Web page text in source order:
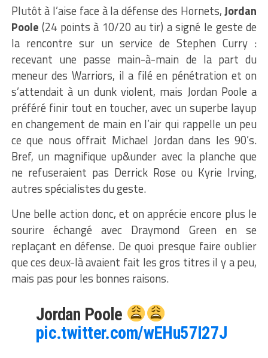
Plutôt à l’aise face à la défense des Hornets,Jordan
Poole (24 points à 10/20 au tir) a signé le geste de
la rencontre sur un service de Stephen Curry :
recevant une passe main-à-main de la part du
meneur des Warriors, il a filé en pénétration et on
s’attendait à un dunk violent, mais Jordan Poole a
préféré finir tout en toucher, avec un superbe layup
en changement de main en l’air qui rappelle un peu
ce que nous offrait Michael Jordan dans les 90’s.
Bref, un magnifique up&under avec la planche que
ne refuseraient pas Derrick Rose ou Kyrie Irving,
autres spécialistes du geste.
Une belle action donc, et on apprécie encore plus le
sourire échangé avec Draymond Green en se
replaçant en défense. De quoi presque faire oublier
que ces deux-là avaient fait les gros titres il y a peu,
mais pas pour les bonnes raisons.
Jordan Poole
pic.twitter.com/wEHu57I27J